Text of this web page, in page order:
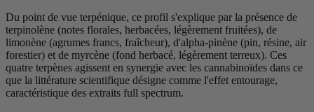
Du point de vue terpénique, ce profil s'explique par la présence de
terpinolène (notes florales, herbacées, légèrement fruitées), de
limonène (agrumes francs, fraîcheur), d'alpha-pinène (pin, résine, air
forestier) et de myrcène (fond herbacé, légèrement terreux). Ces
quatre terpènes agissent en synergie avec les cannabinoïdes dans ce
que la littérature scientifique désigne comme l'effet entourage,
caractéristique des extraits full spectrum.